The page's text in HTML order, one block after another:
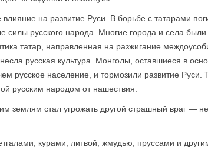
на развитие Руси. В борьбе с татарами
силы русского народа. Многие города и села
татар, направленная на разжигание
русская культура. Монголы, оставшиеся в
русское население, и тормозили развитие Руси.
русским народом от нашествия.
землям стал угрожать другой страшный враг —
курами, литвой, жмудью, пруссами и